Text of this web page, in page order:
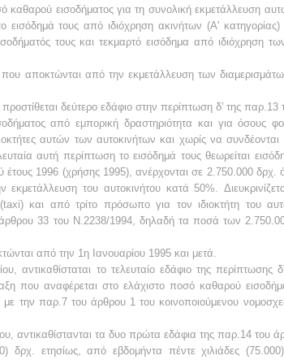
καθαρού εισοδήματος για τη συνολική εκμετάλλευση
εισόδημά τους από ιδιόχρηση ακινήτων (Α' κατηγορίας)
τους και τεκμαρτό εισόδημα από ιδιόχρηση
που αποκτώνται από την εκμετάλλευση των
προστίθεται δεύτερο εδάφιο στην περίπτωση δ' της παρ.13
από εμπορική δραστηριότητα και για όσους
αυτών των αυτοκινήτων και χωρίς να
αυτή περίπτωση το εισόδημά τους θεωρείται
έτους 1996 (χρήσης 1995), ανέρχονται σε 2.750.000 δρχ.
του αυτοκινήτου κατά 50%.
και από τρίτο πρόσωπο για τον ιδιοκτήτη του
33 του Ν.2238/1994, δηλαδή τα ποσά των
από την 1η Ιανουαρίου 1995 και μετά.
αντικαθίσταται το τελευταίο εδάφιο της περίπτωσης δ'
που αναφέρεται στο ελάχιστο ποσό καθαρού
με την παρ.7 του άρθρου 1 του κοινοποιούμενου
αντικαθίστανται τα δυο πρώτα εδάφια της παρ.14 του
δρχ.
ετησίως, από εβδομήντα πέντε χιλιάδες